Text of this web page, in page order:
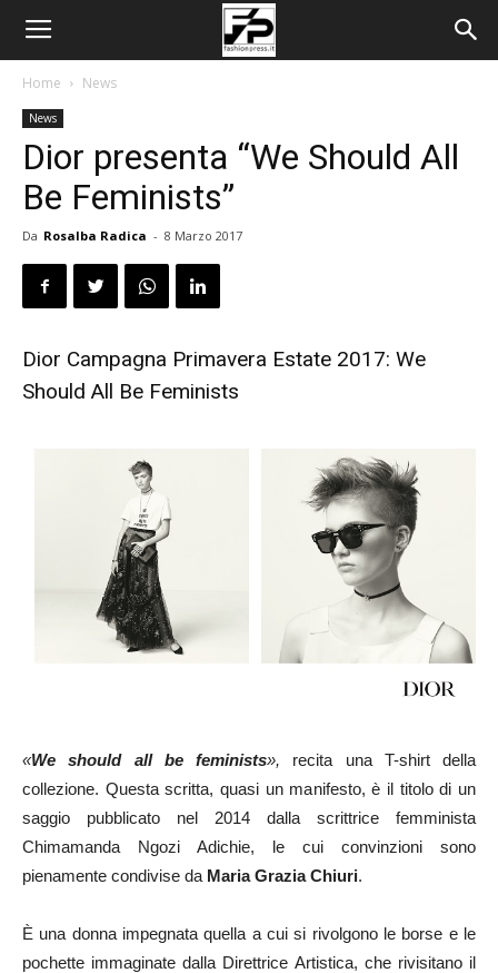
Home News
News
Dior presenta “We Should All
Be Feminists”
Da Rosalba Radica - 8 Marzo 2017
Dior Campagna Primavera Estate 2017: We
Should All Be Feminists
«We should all be feminists», recita una T-shirt della
collezione. Questa scritta, quasi un manifesto, è il titolo di un
saggio pubblicato nel 2014 dalla scrittrice femminista
Chimamanda Ngozi Adichie, le cui convinzioni sono
pienamente condivise da Maria Grazia Chiuri.
È una donna impegnata quella a cui si rivolgono le borse e le
pochette immaginate dalla Direttrice Artistica, che rivisitano il